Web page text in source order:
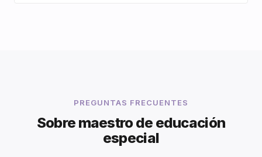
PREGUNTAS FRECUENTES
Sobre maestro de educación
especial